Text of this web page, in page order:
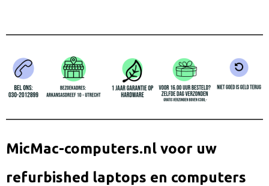
MicMac-computers.nl voor uw
refurbished laptops en computers